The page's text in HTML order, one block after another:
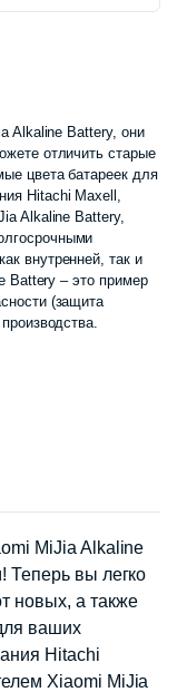
Alkaline Battery, они
отличить старые
цвета батареек для
Hitachi Maxell,
Alkaline Battery,
внутренней, так и
Battery – это пример
(защита
MiJia Alkaline
Теперь вы легко
новых, а также
ваших
Hitachi
Xiaomi MiJia